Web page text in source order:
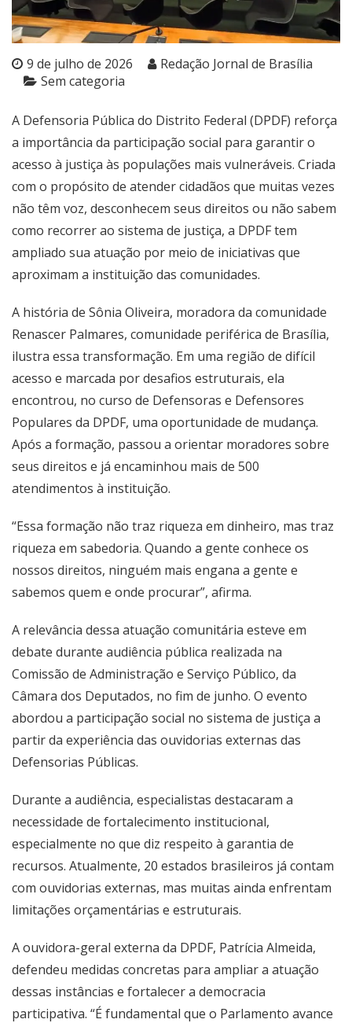
9 de julho de 2026
Redação Jornal de Brasília
Sem categoria
A Defensoria Pública do Distrito Federal (DPDF) reforça
a importância da participação social para garantir o
acesso à justiça às populações mais vulneráveis. Criada
com o propósito de atender cidadãos que muitas vezes
não têm voz, desconhecem seus direitos ou não sabem
como recorrer ao sistema de justiça, a DPDF tem
ampliado sua atuação por meio de iniciativas que
aproximam a instituição das comunidades.
A história de Sônia Oliveira, moradora da comunidade
Renascer Palmares, comunidade periférica de Brasília,
ilustra essa transformação. Em uma região de difícil
acesso e marcada por desafios estruturais, ela
encontrou, no curso de Defensoras e Defensores
Populares da DPDF, uma oportunidade de mudança.
Após a formação, passou a orientar moradores sobre
seus direitos e já encaminhou mais de 500
atendimentos à instituição.
“Essa formação não traz riqueza em dinheiro, mas traz
riqueza em sabedoria. Quando a gente conhece os
nossos direitos, ninguém mais engana a gente e
sabemos quem e onde procurar”, afirma.
A relevância dessa atuação comunitária esteve em
debate durante audiência pública realizada na
Comissão de Administração e Serviço Público, da
Câmara dos Deputados, no fim de junho. O evento
abordou a participação social no sistema de justiça a
partir da experiência das ouvidorias externas das
Defensorias Públicas.
Durante a audiência, especialistas destacaram a
necessidade de fortalecimento institucional,
especialmente no que diz respeito à garantia de
recursos. Atualmente, 20 estados brasileiros já contam
com ouvidorias externas, mas muitas ainda enfrentam
limitações orçamentárias e estruturais.
A ouvidora-geral externa da DPDF, Patrícia Almeida,
defendeu medidas concretas para ampliar a atuação
dessas instâncias e fortalecer a democracia
participativa. “É fundamental que o Parlamento avance